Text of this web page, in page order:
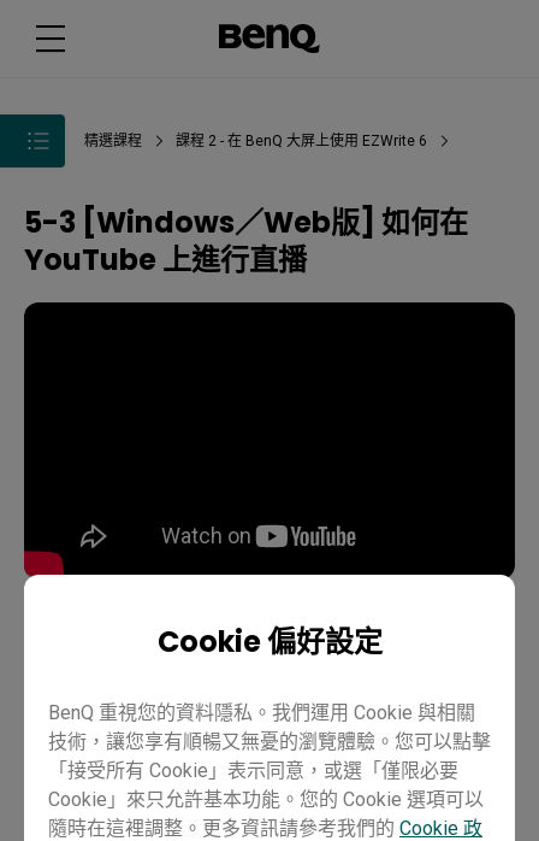
Cookie 偏好設定
BenQ 重視您的資料隱私。我們運用 Cookie 與相關
技術，讓您享有順暢又無憂的瀏覽體驗。您可以點擊
「接受所有 Cookie」表示同意，或選「僅限必要
Cookie」來只允許基本功能。您的 Cookie 選項可以
隨時在這裡調整。更多資訊請參考我們的 Cookie 政
精選課程 課程 2 - 在 BenQ 大屏上使用 EZWrite 6
5-3 [Windows／Web版] 如何在
YouTube 上進行直播
Master RM02 Essential RE01 老師 訓練師